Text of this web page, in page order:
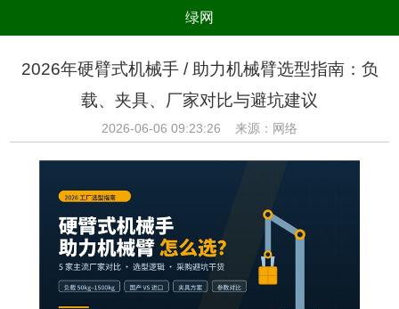
绿网
健康
电器 数码
时尚 家居 新技术 新能源
环境保护 节能减排
2026年硬臂式机械手 / 助力机械臂选型指南：负
载、夹具、厂家对比与避坑建议
2026-06-06 09:23:26 来源：网络